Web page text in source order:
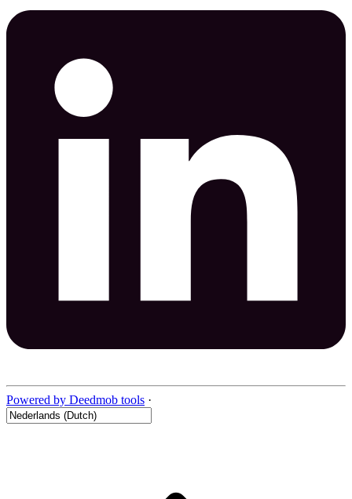
Powered by Deedmob tools ·